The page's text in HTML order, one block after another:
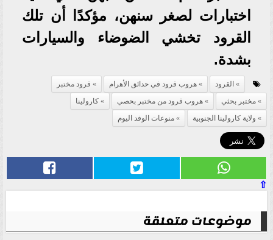
اختبارات لصغر سنهن، مؤكدًا أن تلك
القرود تخشي الضوضاء والسيارات
بشدة.
القرود هروب قرود في حدائق الأهرام
قرود مختبر
مختبر بحثي
هروب قرود من مختبر بحصي
كارولينا
ولاية كارولينا الجنوبية
منوعات الوفد اليوم
⇧
موضوعات متعلقة